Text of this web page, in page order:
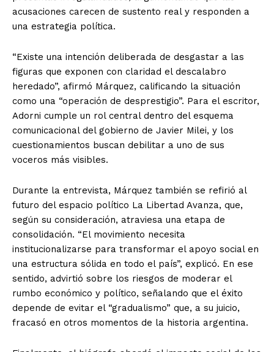
acusaciones carecen de sustento real y responden a
una estrategia política.
“Existe una intención deliberada de desgastar a las
figuras que exponen con claridad el descalabro
heredado”, afirmó Márquez, calificando la situación
como una “operación de desprestigio”. Para el escritor,
Adorni cumple un rol central dentro del esquema
comunicacional del gobierno de Javier Milei, y los
cuestionamientos buscan debilitar a uno de sus
voceros más visibles.
Durante la entrevista, Márquez también se refirió al
futuro del espacio político La Libertad Avanza, que,
según su consideración, atraviesa una etapa de
consolidación. “El movimiento necesita
institucionalizarse para transformar el apoyo social en
una estructura sólida en todo el país”, explicó. En ese
sentido, advirtió sobre los riesgos de moderar el
rumbo económico y político, señalando que el éxito
depende de evitar el “gradualismo” que, a su juicio,
fracasó en otros momentos de la historia argentina.